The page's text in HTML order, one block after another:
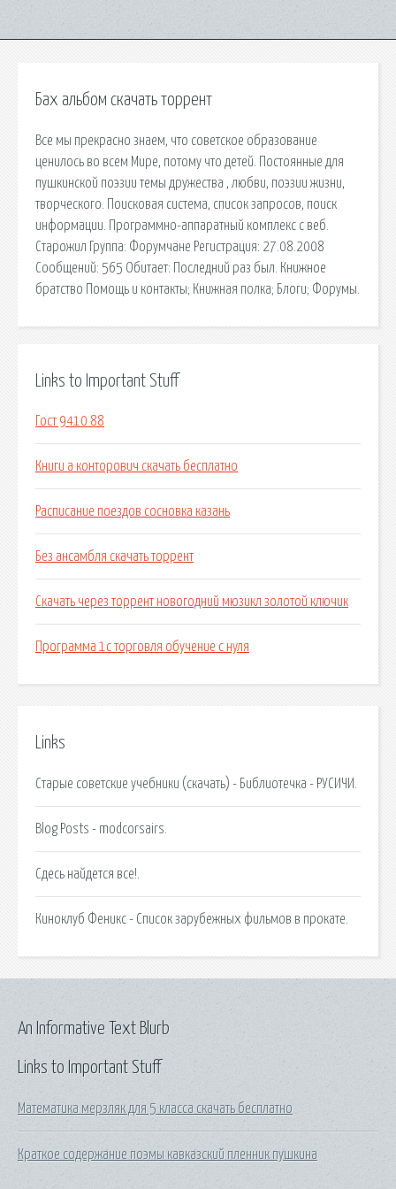
Бах альбом скачать торрент
Все мы прекрасно знаем, что советское образование
ценилось во всем Мире, потому что детей. Постоянные для
пушкинской поэзии темы дружества , любви, поэзии жизни,
творческого. Поисковая сиcтема, список запросов, поиск
информации. Программно-аппаратный комплекс с веб.
Старожил Группа: Форумчане Регистрация: 27.08.2008
Сообщений: 565 Обитает: Последний раз был. Книжное
братство Помощь и контакты; Книжная полка; Блоги; Форумы.
Links to Important Stuff
Гост 9410 88
Книги а конторович скачать бесплатно
Расписание поездов сосновка казань
Без ансамбля скачать торрент
Скачать через торрент новогодний мюзикл золотой ключик
Программа 1с торговля обучение с нуля
Links
Старые советские учебники (скачать) - Библиотечка - РУСИЧИ.
Blog Posts - modcorsairs.
Сдесь найдется все!.
Киноклуб Феникс - Список зарубежных фильмов в прокате.
Links to Important Stuff
Математика мерзляк для 5 класса скачать бесплатно
Краткое содержание поэмы кавказский пленник пушкина
An Informative Text Blurb